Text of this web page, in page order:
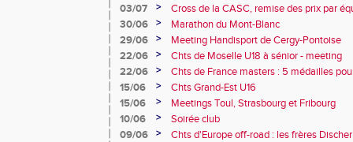
03/07
>
Cross de la CASC, remise des prix par
collèges
30/06 >
Marathon du Mont-Blanc
29/06
>
Meeting Handisport de Cergy-Pontoise
22/06
>
Chts de Moselle U18 à sénior - meeting
22/06
>
Chts de France masters : 5 médailles
15/06
>
Chts Grand-Est U16
15/06
>
Meetings Toul, Strasbourg et Fribourg
10/06
>
Soirée club
09/06
>
Chts d'Europe off-road : les frères